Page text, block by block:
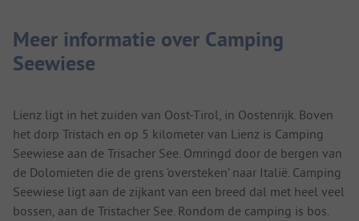
Meer informatie over Camping
Seewiese
Lienz ligt in het zuiden van Oost-Tirol, in Oostenrijk. Boven
het dorp Tristach en op 5 kilometer van Lienz is Camping
Seewiese aan de Trisacher See. Omringd door de bergen van
de Dolomieten die de grens ‘oversteken’ naar Italië. Camping
Seewiese ligt aan de zijkant van een breed dal met heel veel
bossen, aan de Tristacher See. Rondom de camping is bos.